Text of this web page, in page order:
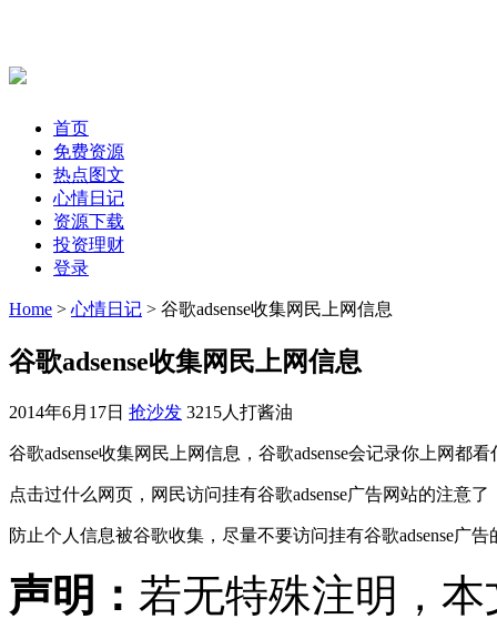
首页
免费资源
热点图文
心情日记
资源下载
投资理财
登录
Home > 心情日记 > 谷歌adsense收集网民上网信息
谷歌adsense收集网民上网信息
2014年6月17日 抢沙发 3215人打酱油
谷歌adsense收集网民上网信息， 谷歌adsense会记录你上网都
点击过什么网页，网民访问挂有谷歌adsense广告网站的注意了
防止个人信息被谷歌收集，尽量不要访问挂有谷歌adsense广告
声明： 若无特殊注明，